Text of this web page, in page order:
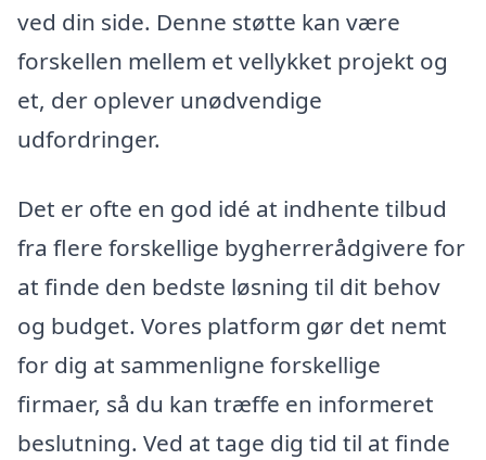
ved din side. Denne støtte kan være
forskellen mellem et vellykket projekt og
et, der oplever unødvendige
udfordringer.
Det er ofte en god idé at indhente tilbud
fra flere forskellige bygherrerådgivere for
at finde den bedste løsning til dit behov
og budget. Vores platform gør det nemt
for dig at sammenligne forskellige
firmaer, så du kan træffe en informeret
beslutning. Ved at tage dig tid til at finde